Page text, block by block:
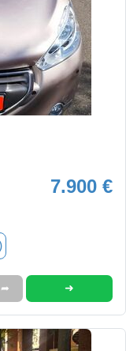
7.900 €
➦ ➜